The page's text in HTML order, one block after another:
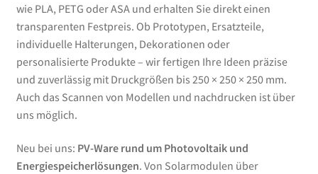
wie PLA, PETG oder ASA und erhalten Sie direkt einen
transparenten Festpreis. Ob Prototypen, Ersatzteile,
individuelle Halterungen, Dekorationen oder
personalisierte Produkte – wir fertigen Ihre Ideen präzise
und zuverlässig mit Druckgrößen bis 250 × 250 × 250 mm.
Auch das Scannen von Modellen und nachdrucken ist über
uns möglich.
Neu bei uns: PV-Ware rund um Photovoltaik und
Energiespeicherlösungen. Von Solarmodulen über